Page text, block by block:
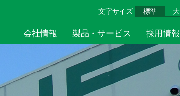
会社情報 製品・サービス 採用情報
文字サイズ 標準 大